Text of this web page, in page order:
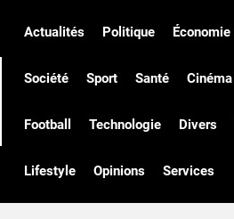
Côte
d'Ivoire
Infos
Actualités Politique Économie
Société Sport Santé Cinéma
Football Technologie Divers
Lifestyle Opinions Services